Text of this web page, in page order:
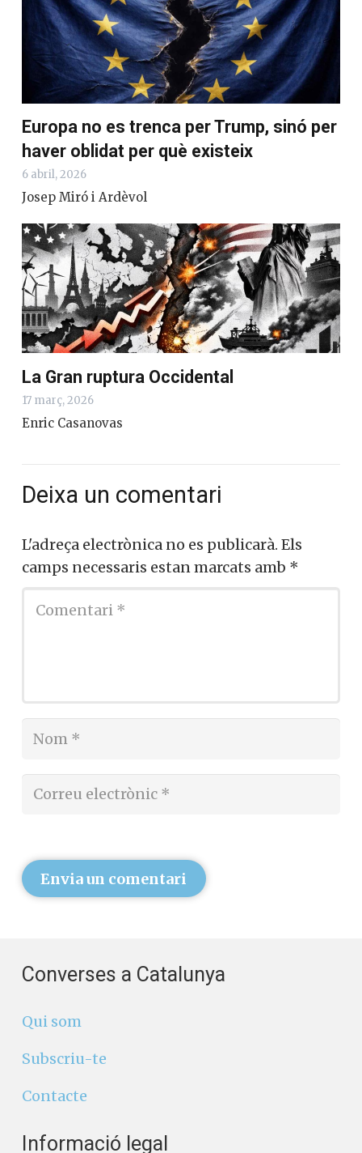
Europa no es trenca per Trump, sinó per
haver oblidat per què existeix
6 abril, 2026
Josep Miró i Ardèvol
La Gran ruptura Occidental
17 març, 2026
Enric Casanovas
Deixa un comentari
L'adreça electrònica no es publicarà. Els
camps necessaris estan marcats amb *
Envia un comentari
Converses a Catalunya
Qui som
Subscriu-te
Contacte
Informació legal